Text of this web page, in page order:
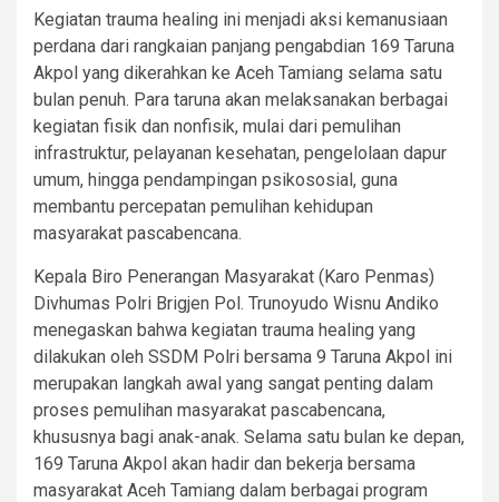
Kegiatan trauma healing ini menjadi aksi kemanusiaan
perdana dari rangkaian panjang pengabdian 169 Taruna
Akpol yang dikerahkan ke Aceh Tamiang selama satu
bulan penuh. Para taruna akan melaksanakan berbagai
kegiatan fisik dan nonfisik, mulai dari pemulihan
infrastruktur, pelayanan kesehatan, pengelolaan dapur
umum, hingga pendampingan psikososial, guna
membantu percepatan pemulihan kehidupan
masyarakat pascabencana.
Kepala Biro Penerangan Masyarakat (Karo Penmas)
Divhumas Polri Brigjen Pol. Trunoyudo Wisnu Andiko
menegaskan bahwa kegiatan trauma healing yang
dilakukan oleh SSDM Polri bersama 9 Taruna Akpol ini
merupakan langkah awal yang sangat penting dalam
proses pemulihan masyarakat pascabencana,
khususnya bagi anak-anak. Selama satu bulan ke depan,
169 Taruna Akpol akan hadir dan bekerja bersama
masyarakat Aceh Tamiang dalam berbagai program